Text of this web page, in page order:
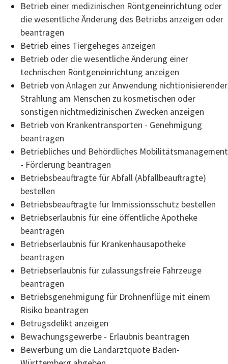
Betrieb einer medizinischen Röntgeneinrichtung oder
die wesentliche Änderung des Betriebs anzeigen oder
beantragen
Betrieb eines Tiergeheges anzeigen
Betrieb oder die wesentliche Änderung einer
technischen Röntgeneinrichtung anzeigen
Betrieb von Anlagen zur Anwendung nichtionisierender
Strahlung am Menschen zu kosmetischen oder
sonstigen nichtmedizinischen Zwecken anzeigen
Betrieb von Krankentransporten - Genehmigung
beantragen
Betriebliches und Behördliches Mobilitätsmanagement
- Förderung beantragen
Betriebsbeauftragte für Abfall (Abfallbeauftragte)
bestellen
Betriebsbeauftragte für Immissionsschutz bestellen
Betriebserlaubnis für eine öffentliche Apotheke
beantragen
Betriebserlaubnis für Krankenhausapotheke
beantragen
Betriebserlaubnis für zulassungsfreie Fahrzeuge
beantragen
Betriebsgenehmigung für Drohnenflüge mit einem
Risiko beantragen
Betrugsdelikt anzeigen
Bewachungsgewerbe - Erlaubnis beantragen
Bewerbung um die Landarztquote Baden-